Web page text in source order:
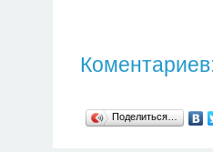
Поделиться…